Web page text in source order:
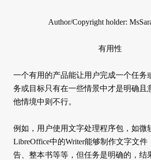
Author/Copyright holder:
有用性
一个有用的产品能让用户完成一个任务
务或目标只有在一些情景中才是明确且
他情境中则不行。
例如，用户使用文字处理程序包，如微
LibreOffice中的Writer能够制作文字文件
告、整本书等等，但任务是明确的，结